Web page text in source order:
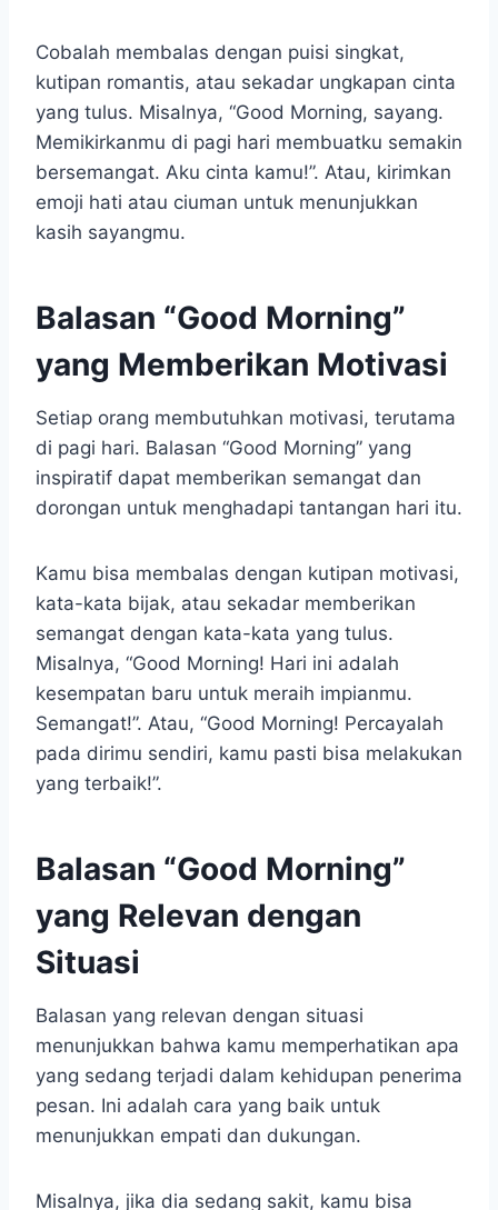
Cobalah membalas dengan puisi singkat,
kutipan romantis, atau sekadar ungkapan cinta
yang tulus. Misalnya, “Good Morning, sayang.
Memikirkanmu di pagi hari membuatku semakin
bersemangat. Aku cinta kamu!”. Atau, kirimkan
emoji hati atau ciuman untuk menunjukkan
kasih sayangmu.
Balasan “Good Morning”
yang Memberikan Motivasi
Setiap orang membutuhkan motivasi, terutama
di pagi hari. Balasan “Good Morning” yang
inspiratif dapat memberikan semangat dan
dorongan untuk menghadapi tantangan hari itu.
Kamu bisa membalas dengan kutipan motivasi,
kata-kata bijak, atau sekadar memberikan
semangat dengan kata-kata yang tulus.
Misalnya, “Good Morning! Hari ini adalah
kesempatan baru untuk meraih impianmu.
Semangat!”. Atau, “Good Morning! Percayalah
pada dirimu sendiri, kamu pasti bisa melakukan
yang terbaik!”.
Balasan “Good Morning”
yang Relevan dengan
Situasi
Balasan yang relevan dengan situasi
menunjukkan bahwa kamu memperhatikan apa
yang sedang terjadi dalam kehidupan penerima
pesan. Ini adalah cara yang baik untuk
menunjukkan empati dan dukungan.
Misalnya, jika dia sedang sakit, kamu bisa